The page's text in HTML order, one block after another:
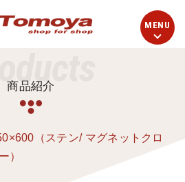
商品紹介
（ステン/ マグネットクロ
）